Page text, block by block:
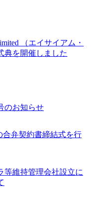
（エイサイアム・
典を開催しました
のお知らせ
合弁契約書締結式を行
等維持管理会社設立に